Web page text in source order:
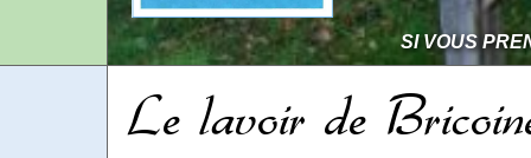
SI VOUS
Le lavoir de